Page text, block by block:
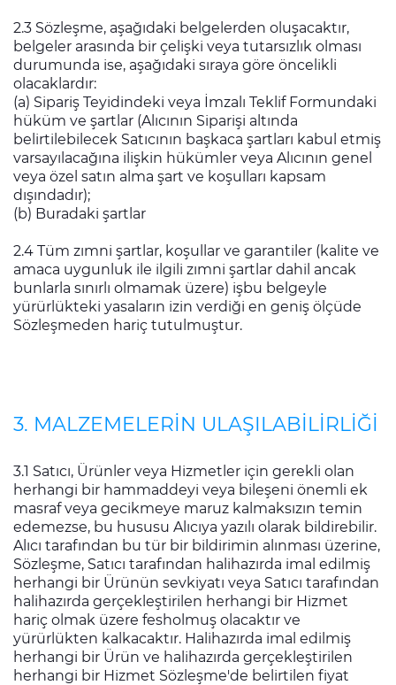
2.3 Sözleşme, aşağıdaki belgelerden oluşacaktır,
belgeler arasında bir çelişki veya tutarsızlık olması
durumunda ise, aşağıdaki sıraya göre öncelikli
olacaklardır:
(a) Sipariş Teyidindeki veya İmzalı Teklif Formundaki
hüküm ve şartlar (Alıcının Siparişi altında
belirtilebilecek Satıcının başkaca şartları kabul etmiş
varsayılacağına ilişkin hükümler veya Alıcının genel
veya özel satın alma şart ve koşulları kapsam
dışındadır);
(b) Buradaki şartlar
2.4 Tüm zımni şartlar, koşullar ve garantiler (kalite ve
amaca uygunluk ile ilgili zımni şartlar dahil ancak
bunlarla sınırlı olmamak üzere) işbu belgeyle
yürürlükteki yasaların izin verdiği en geniş ölçüde
Sözleşmeden hariç tutulmuştur.
3. MALZEMELERİN ULAŞILABİLİRLİĞİ
3.1 Satıcı, Ürünler veya Hizmetler için gerekli olan
herhangi bir hammaddeyi veya bileşeni önemli ek
masraf veya gecikmeye maruz kalmaksızın temin
edemezse, bu hususu Alıcıya yazılı olarak bildirebilir.
Alıcı tarafından bu tür bir bildirimin alınması üzerine,
Sözleşme, Satıcı tarafından halihazırda imal edilmiş
herhangi bir Ürünün sevkiyatı veya Satıcı tarafından
halihazırda gerçekleştirilen herhangi bir Hizmet
hariç olmak üzere fesholmuş olacaktır ve
yürürlükten kalkacaktır. Halihazırda imal edilmiş
herhangi bir Ürün ve halihazırda gerçekleştirilen
herhangi bir Hizmet Sözleşme'de belirtilen fiyat